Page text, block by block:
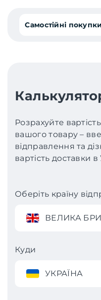
Самостійні покупки
Розрахуйте
вашого товару –
відправлення та
вартість доставки в
Оберіть країну
ВЕЛИКА
Куди
УКРАЇНА